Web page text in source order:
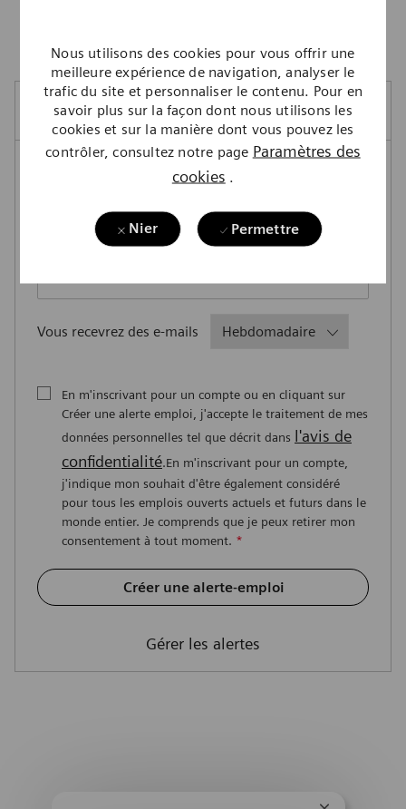
Nous utilisons des cookies pour vous offrir une
meilleure expérience de navigation, analyser le
trafic du site et personnaliser le contenu. Pour en
savoir plus sur la façon dont nous utilisons les
cookies et sur la manière dont vous pouvez les
contrôler, consultez notre page Paramètres des
cookies .
Nier Permettre
Créer une alerte-emploi
REMARQUE : Utilisez les filtres de recherche ci-
Adresse courrielRequired
Vous recevrez des e-mails Required
En m'inscrivant pour un compte ou en cliquant sur
Créer une alerte emploi, j'accepte le traitement de mes
données personnelles tel que décrit dans l'avis de
confidentialité.En m'inscrivant pour un compte,
j'indique mon souhait d'être également considéré
pour tous les emplois ouverts actuels et futurs dans le
monde entier. Je comprends que je peux retirer mon
consentement à tout moment. *
Créer une alerte-emploi
Gérer les alertes